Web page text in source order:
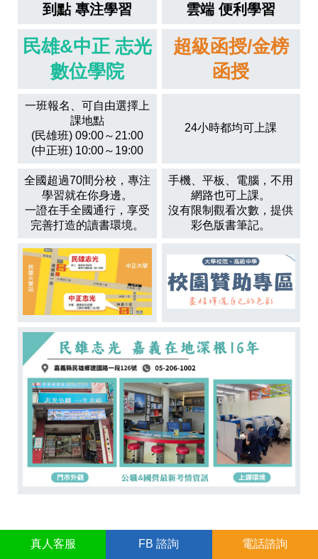
真人 客服 FB 諮詢 電話諮詢
到點 專注學習 雲端 便利學習
民雄&中正 志光
數位學院
超級函授/金榜
函授
一班報名、可自由選擇上
課地點
(民雄班) 09:00～21:00
(中正班) 10:00～19:00
24小時都均可上課
全國超過70間分校，專注
學習就在你身邊。
一證在手全國通行，享受
完善打造的讀書環境。
手機、平板、電腦，不用
網路也可上課。
沒有限制觀看次數，提供
彩色版書筆記。